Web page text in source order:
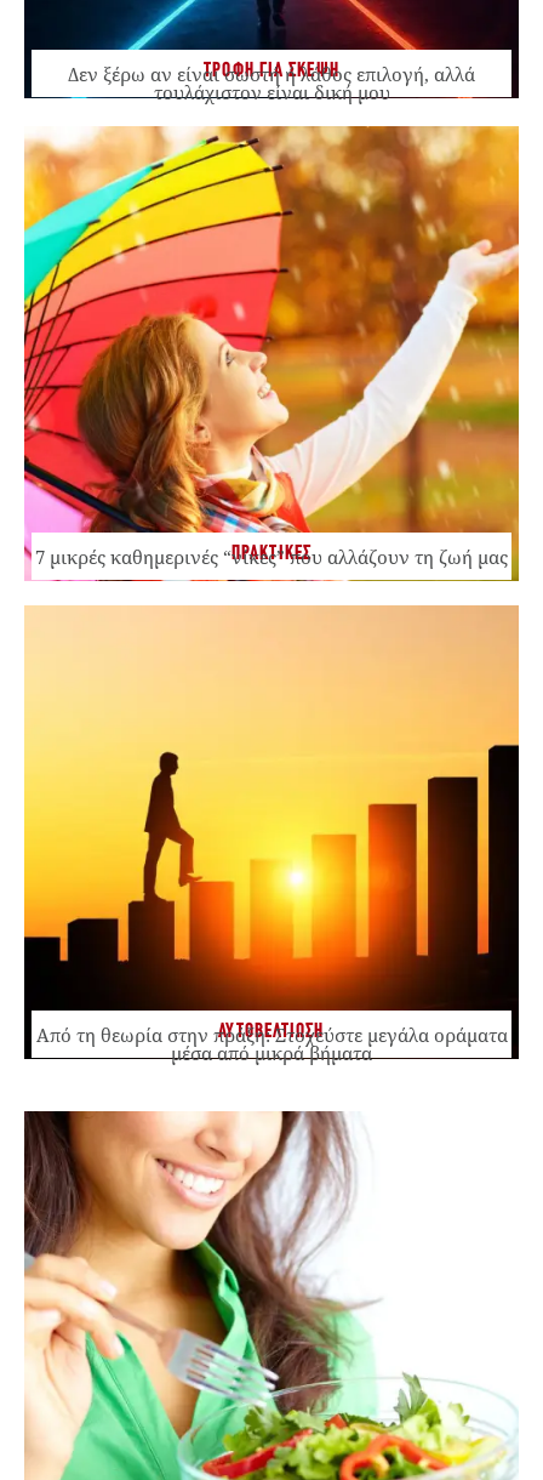
ΤΡΟΦΗ ΓΙΑ ΣΚΕΨΗ
Δεν ξέρω αν είναι σωστή ή λάθος επιλογή, αλλά
τουλάχιστον είναι δική μου
ΠΡΑΚΤΙΚΕΣ
7 μικρές καθημερινές “νίκες” που αλλάζουν τη ζωή μας
ΑΥΤΟΒΕΛΤΙΩΣΗ
Από τη θεωρία στην πράξη: Στοχεύστε μεγάλα οράματα
μέσα από μικρά βήματα